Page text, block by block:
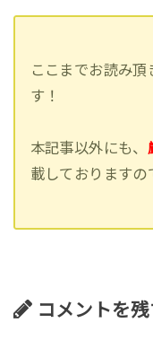
ここまでお読み
す！
本記事以外にも、
載しておりますの
コメントを